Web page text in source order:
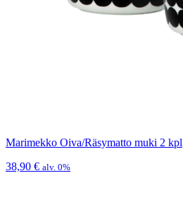
Marimekko Oiva/Räsymatto muki 2 kpl
38,90 € alv. 0%